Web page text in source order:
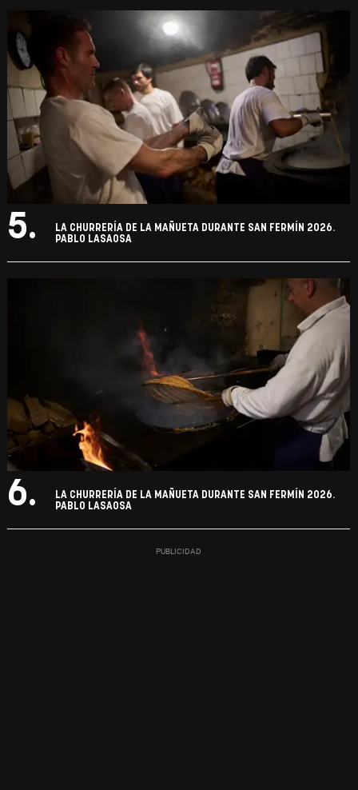
5.
LA CHURRERÍA DE LA MAÑUETA DURANTE SAN FERMÍN 2026.
PABLO LASAOSA
6.
LA CHURRERÍA DE LA MAÑUETA DURANTE SAN FERMÍN 2026.
PABLO LASAOSA